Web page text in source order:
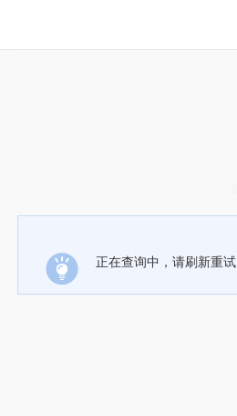
正在查询中，请刷新重试